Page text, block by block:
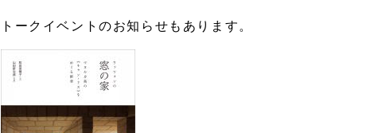
トークイベントのお知らせもあります。